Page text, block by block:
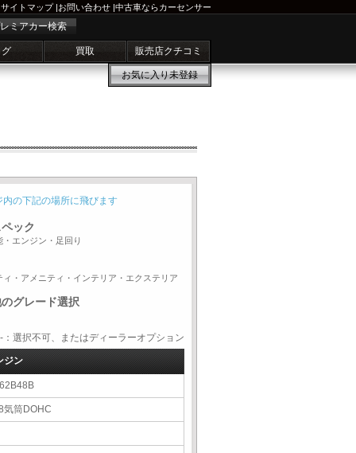
サイトマップ|お問い合わせ |中古車ならカーセンサー
ミアカー検索
買取 販売店クチコミ
お気に入り未登録
内の下記の場所に飛びます
ック
・エンジン・足回り
ィ・アメニティ・インテリア・エクステリア
グレード選択
択不可、またはディーラーオプション
ジン
気筒DOHC